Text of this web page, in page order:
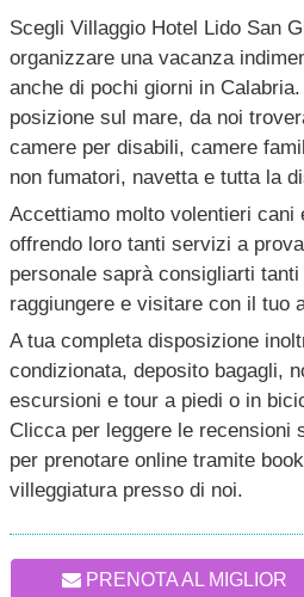
Scegli Villaggio Hotel Lido San
organizzare una vacanza
anche di pochi giorni in
posizione sul mare, da noi
camere per disabili, camere
non fumatori, navetta e tutta la
Accettiamo molto volentieri cani
offrendo loro tanti servizi a
personale saprà consigliarti
raggiungere e visitare con il tuo
A tua completa disposizione
condizionata, deposito bagagli,
escursioni e tour a piedi o in
Clicca per leggere le recensioni
per prenotare online tramite
villeggiatura presso di noi.
PRENOTA AL MIGLIOR